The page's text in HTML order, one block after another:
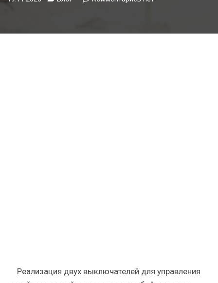
Реализация двух выключателей для управления